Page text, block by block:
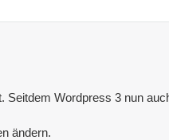
Wordpress 3 nun
ändern.